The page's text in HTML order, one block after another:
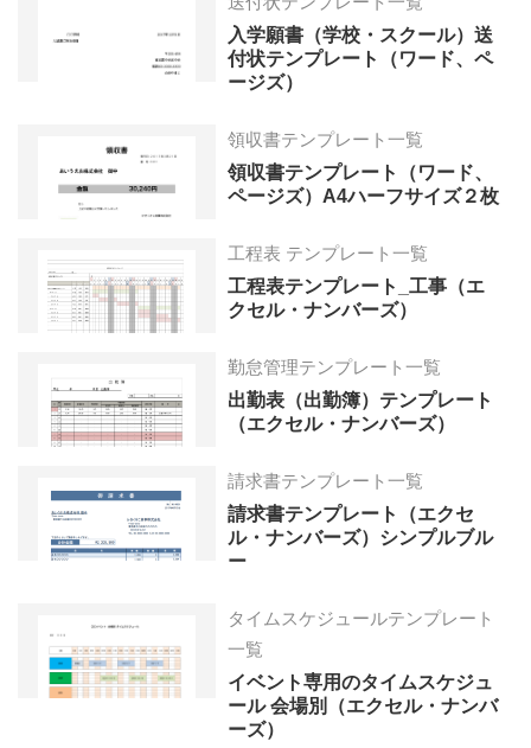
入学願書（学校・スクール）送
付状テンプレート（ワード、ペ
ージズ）
領収書テンプレート一覧
領収書テンプレート（ワード、
ページズ）A4ハーフサイズ２枚
工程表 テンプレート一覧
工程表テンプレート_工事（エ
クセル・ナンバーズ）
勤怠管理テンプレート一覧
出勤表（出勤簿）テンプレート
（エクセル・ナンバーズ）
請求書テンプレート一覧
請求書テンプレート（エクセ
ル・ナンバーズ）シンプルブル
ー
タイムスケジュールテンプレート
一覧
イベント専用のタイムスケジュ
ール 会場別（エクセル・ナンバ
ーズ）